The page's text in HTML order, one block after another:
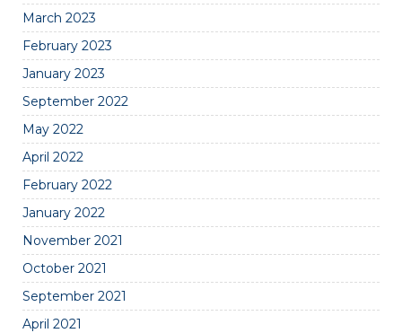
March 2023
February 2023
January 2023
September 2022
May 2022
April 2022
February 2022
January 2022
November 2021
October 2021
September 2021
April 2021